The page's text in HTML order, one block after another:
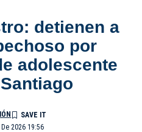
detienen a
por
adolescente
2026 19:56